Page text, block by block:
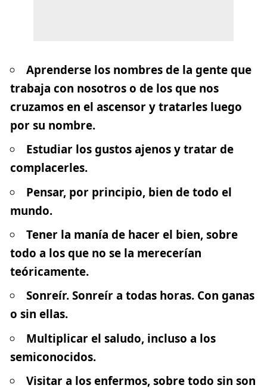
Aprenderse los nombres de la gente que
trabaja con nosotros o de los que nos
cruzamos en el ascensor y tratarles luego
por su nombre.
Estudiar los gustos ajenos y tratar de
complacerles.
Pensar, por principio, bien de todo el
mundo.
Tener la manía de hacer el bien, sobre
todo a los que no se la merecerían
teóricamente.
Sonreír. Sonreír a todas horas. Con ganas
o sin ellas.
Multiplicar el saludo, incluso a los
semiconocidos.
Visitar a los enfermos, sobre todo sin son